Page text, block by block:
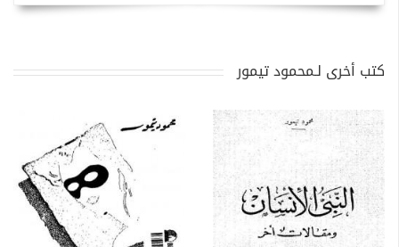
كتب أخرى لـمحمود تيمور